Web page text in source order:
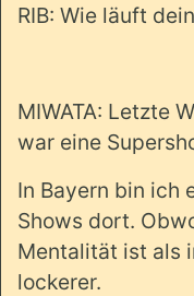
RIB: Wie läuft
MIWATA: Letzte
war eine
In Bayern bin ich
Shows dort.
Mentalität ist als
lockerer.